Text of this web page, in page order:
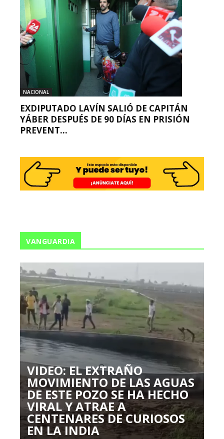
NACIONAL
EXDIPUTADO LAVÍN SALIÓ DE CAPITÁN
YÁBER DESPUÉS DE 90 DÍAS EN PRISIÓN
PREVENT...
VANGUARDIA
VIDEO: EL EXTRAÑO
MOVIMIENTO DE LAS AGUAS
DE ESTE POZO SE HA HECHO
VIRAL Y ATRAE A
CENTENARES DE CURIOSOS
EN LA INDIA